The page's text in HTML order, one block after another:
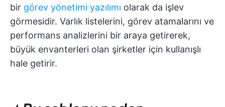
bir görev yönetimi yazılımı olarak da işlev
görmesidir. Varlık listelerini, görev atamalarını ve
performans analizlerini bir araya getirerek,
büyük envanterleri olan şirketler için kullanışlı
hale getirir.